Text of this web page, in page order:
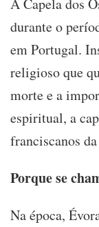
durante o
em Portugal.
religioso que
morte e a
espiritual, a
franciscanos
Porque se
Na época,